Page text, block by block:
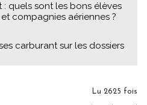
: quels sont les bons élèves
compagnies aériennes ?
carburant sur les dossiers
Lu 2625 fois